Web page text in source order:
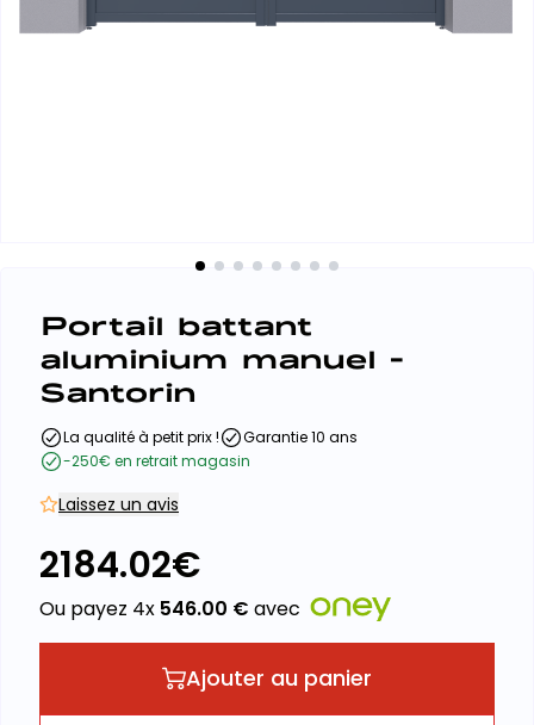
Portail battant
aluminium manuel -
Santorin
La qualité à petit prix !
Garantie 10 ans
-250€ en retrait magasin
Laissez un avis
2184.02€
Ou payez 4x 546.00 € avec
Ajouter au panier